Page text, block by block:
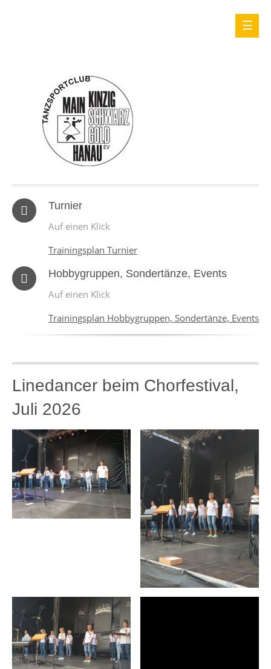
Turnier
Auf einen Klick
Trainingsplan Turnier
Hobbygruppen, Sondertänze, Events
Auf einen Klick
Trainingsplan Hobbygruppen, Sondertänze, Events
Linedancer beim Chorfestival,
Juli 2026